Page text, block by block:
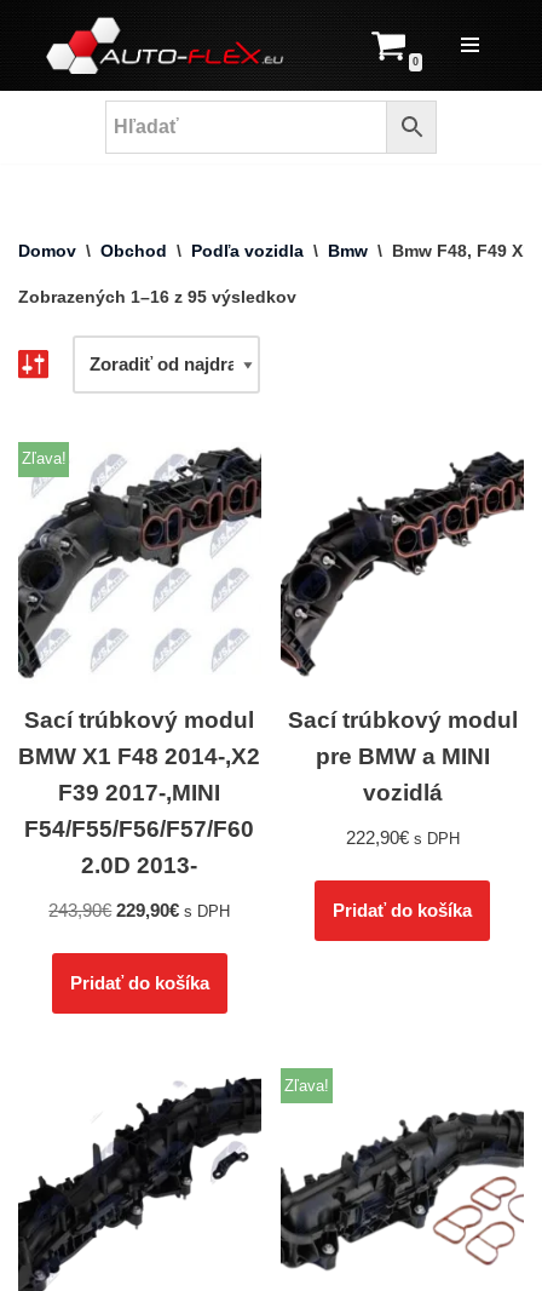
Prejsť
na
0
Domov \ Obchod \ Podľa vozidla \ Bmw \ Bmw F48, F49 X1
Zobrazených 1–16 z 95 výsledkov
Zľava!
Sací trúbkový modul
BMW X1 F48 2014-,X2
F39 2017-,MINI
F54/F55/F56/F57/F60
2.0D 2013-
243,90€ 229,90€ s DPH
Pridať do košíka
Sací trúbkový modul
pre BMW a MINI
vozidlá
222,90€ s DPH
Pridať do košíka
Zľava!